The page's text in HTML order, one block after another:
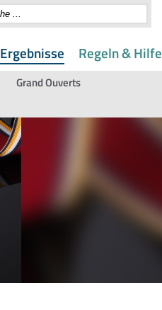
Ergebnisse
Grand Ouverts
Regeln & Hilfe